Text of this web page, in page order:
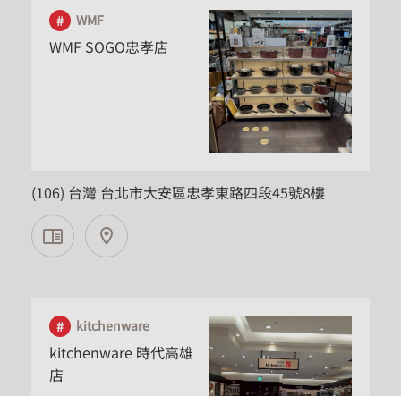
WMF
WMF SOGO忠孝店
(106) 台灣 台北市大安區忠孝東路四段45號8樓
kitchenware
kitchenware 時代高雄
店